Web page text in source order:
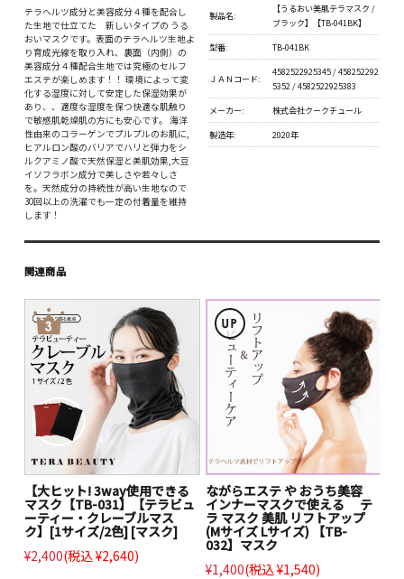
テラヘルツ成分と美容成分４種を配合し
た生地で仕立てた 新しいタイプの うる
おいマスクです。表面のテラヘルツ生地よ
り育成光線を取り入れ、裏面（内側）の
美容成分４種配合生地では究極のセルフ
エステが楽しめます！！ 環境によって変
化する湿度に対して安定した保湿効果が
あり、、適度な湿度を保つ快適な肌触り
で敏感肌乾燥肌の方にも安心です。 海洋
性由来のコラーゲンでプルプルのお肌に,
ヒアルロン酸のバリアでハリと弾力をシ
ルクアミノ酸で天然保湿と美肌効果,大豆
イソフラボン成分で美しさや若々しさ
を。天然成分の持続性が高い生地なので
30回以上の洗濯でも一定の付着量を維持
します！
製品名:
【うるおい美肌テラマスク /
ブラック】【TB-041BK】
型番:
TB-041BK
ＪＡＮコード:
4582522925345 / 458252292
5352 / 4582522925383
メーカー:
株式会社クークチュール
製造年:
2020年
関連商品
【大ヒット! 3way使用できる
マスク【TB-031】【テラビュ
ーティー・クレーブルマス
ク】[1サイズ/2色] [マスク]
¥2,400(税込 ¥2,640)
ながらエステ や おうち美容
インナーマスクで使える テ
ラ マスク 美肌 リフトアップ
(Mサイズ Lサイズ) 【TB-
032】マスク
¥1,400(税込 ¥1,540)